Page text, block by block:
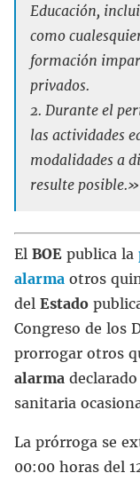
Educación,
como
formación
privados.
2. Durante el
las actividades
modalidades a
resulte posible.»
El BOE publica la
alarma otros
del Estado
Congreso de los
prorrogar otros
alarma
sanitaria
La prórroga se
00:00 horas del